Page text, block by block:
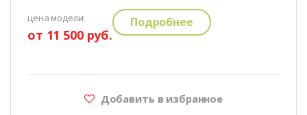
цена модели:
от 11 500 руб.
Подробнее
Добавить в избранное